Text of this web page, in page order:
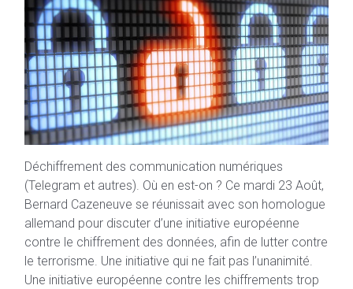
Déchiffrement des communication numériques
(Telegram et autres). Où en est-on ? Ce mardi 23 Août,
Bernard Cazeneuve se réunissait avec son homologue
allemand pour discuter d’une initiative européenne
contre le chiffrement des données, afin de lutter contre
le terrorisme. Une initiative qui ne fait pas l’unanimité.
Une initiative européenne contre les chiffrements trop